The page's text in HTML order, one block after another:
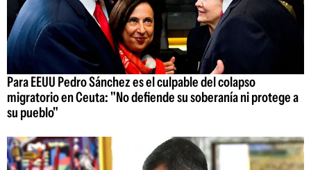
Para EEUU Pedro Sánchez es el culpable del colapso
migratorio en Ceuta: "No defiende su soberanía ni protege a
su pueblo"